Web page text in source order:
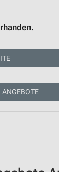
ANGEBOTE